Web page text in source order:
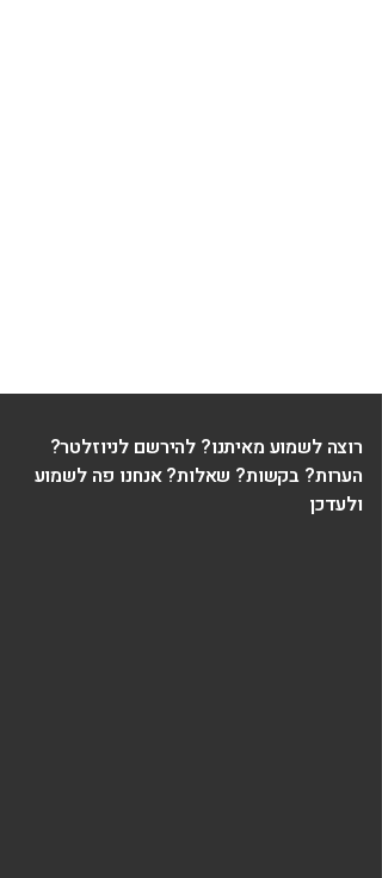
רוצה לשמוע מאיתנו? להירשם לניוזלטר?
הערות? בקשות? שאלות? אנחנו פה לשמוע
ולעדכן